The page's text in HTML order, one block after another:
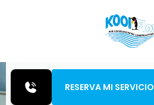
RESERVA MI SERVICIO